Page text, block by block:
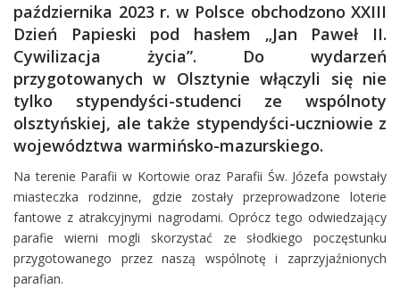
października 2023 r. w Polsce obchodzono XXIII
Dzień Papieski pod hasłem „Jan Paweł II.
Cywilizacja życia”. Do wydarzeń
przygotowanych w Olsztynie włączyli się nie
tylko stypendyści-studenci ze wspólnoty
olsztyńskiej, ale także stypendyści-uczniowie z
województwa warmińsko-mazurskiego.
Na terenie Parafii w Kortowie oraz Parafii Św. Józefa powstały
miasteczka rodzinne, gdzie zostały przeprowadzone loterie
fantowe z atrakcyjnymi nagrodami. Oprócz tego odwiedzający
parafie wierni mogli skorzystać ze słodkiego poczęstunku
przygotowanego przez naszą wspólnotę i zaprzyjaźnionych
parafian.